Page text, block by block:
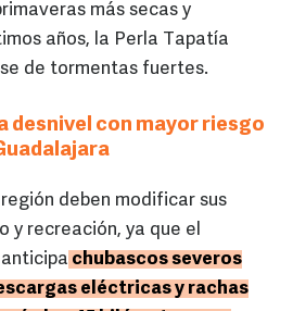
más secas y
años, la Perla Tapatía
de tormentas fuertes.
desnivel con mayor riesgo
deben modificar sus
y recreación, ya que el
chubascos severos
eléctricas y rachas